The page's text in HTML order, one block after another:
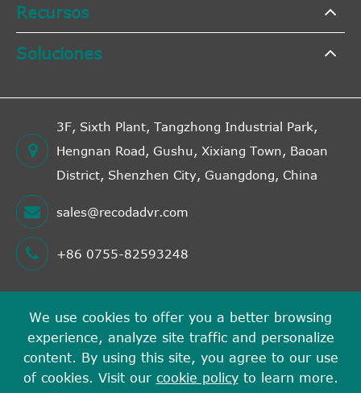
Recursos
Soluciones
3F, Sixth Plant, Tangzhong Industrial Park,
Hengnan Road, Gushu, Xixiang Town, Baoan
District, Shenzhen City, Guangdong, China
sales@recodadvr.com
+86 0755-82593248
Derechos DE AUTOR©
Shenzhen RECODA Technologies LimitedTodos los
derechos reservados.
We use cookies to offer you a better browsing
experience, analyze site traffic and personalize
content. By using this site, you agree to our use
of cookies. Visit our cookie policyto learn more.